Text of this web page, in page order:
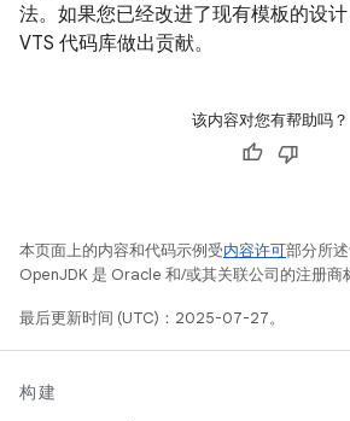
法。如果您已经改进了现有模板的设
VTS 代码库做出贡献。
该内容对您有帮助吗？
本页面上的内容和代码示例受内容许可部分所
OpenJDK 是 Oracle 和/或其关联公司的注册商
最后更新时间 (UTC)：2025-07-27。
构建